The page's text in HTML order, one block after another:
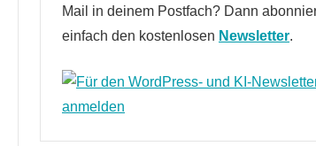
Mail in deinem Postfach? Dann
einfach den kostenlosen Newsletter.